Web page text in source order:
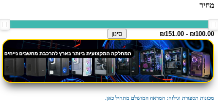
מחיר
סינון
מכונות תספורת וגילוח: המראה המושלם מתחיל כאן.